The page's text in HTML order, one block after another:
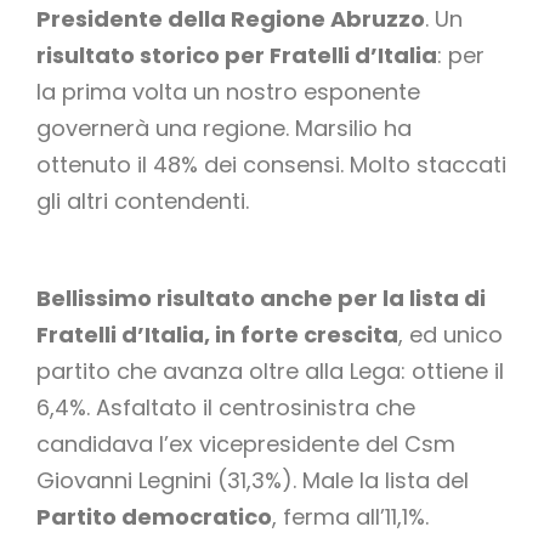
Presidente della Regione Abruzzo. Un
risultato storico per Fratelli d’Italia: per
la prima volta un nostro esponente
governerà una regione. Marsilio ha
ottenuto il 48% dei consensi. Molto staccati
gli altri contendenti.
Bellissimo risultato anche per la lista di
Fratelli d’Italia, in forte crescita, ed unico
partito che avanza oltre alla Lega: ottiene il
6,4%. Asfaltato il centrosinistra che
candidava l’ex vicepresidente del Csm
Giovanni Legnini (31,3%). Male la lista del
Partito democratico, ferma all’11,1%.